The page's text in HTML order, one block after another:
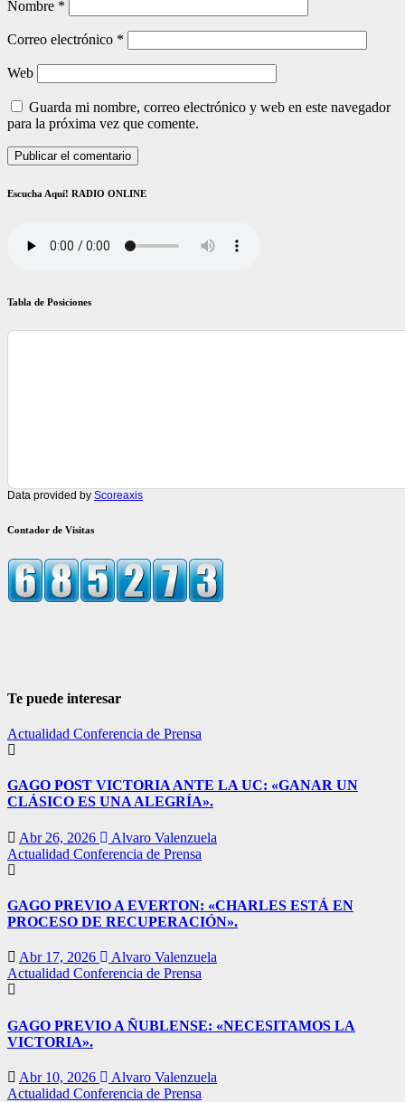
Nombre *
Correo electrónico *
Web
Guarda mi nombre, correo electrónico y web en este navegador
para la próxima vez que comente.
Escucha Aquí! RADIO ONLINE
Tabla de Posiciones
Data provided by Scoreaxis
Contador de Visitas
Te puede interesar
Actualidad Conferencia de Prensa
GAGO POST VICTORIA ANTE LA UC: «GANAR UN
CLÁSICO ES UNA ALEGRÍA».
Abr 26, 2026
Alvaro Valenzuela
Actualidad Conferencia de Prensa
GAGO PREVIO A EVERTON: «CHARLES ESTÁ EN
PROCESO DE RECUPERACIÓN».
Abr 17, 2026
Alvaro Valenzuela
Actualidad Conferencia de Prensa
GAGO PREVIO A ÑUBLENSE: «NECESITAMOS LA
VICTORIA».
Abr 10, 2026
Alvaro Valenzuela
Actualidad Conferencia de Prensa